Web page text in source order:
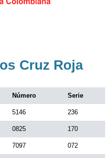
Cruz Roja
Número Serie
5146 236
0825 170
7097 072